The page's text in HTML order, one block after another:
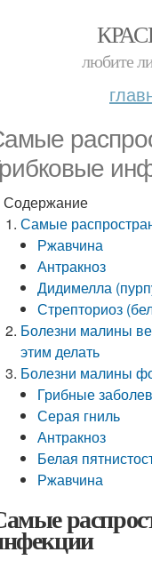
любите
Содержание
Самые
Ржавчина
Антракноз
Дидимелла
Стрепториоз
Болезни малины
этим делать
Болезни малины
Грибные
Серая гниль
Антракноз
Белая
Ржавчина